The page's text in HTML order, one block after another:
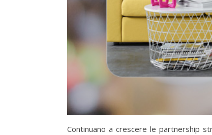
Continuano a crescere le partnership